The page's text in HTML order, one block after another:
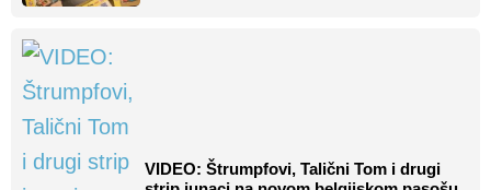
VIDEO: Štrumpfovi, Talični Tom i drugi